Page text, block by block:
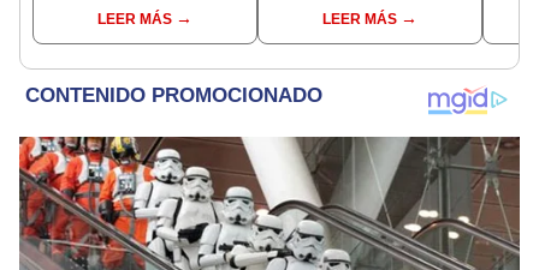
Aliaga no representan al
JNE
LEER MÁS
madrugadaLEER MÁS